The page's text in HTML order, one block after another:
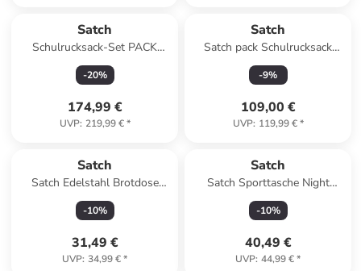
Satch
Schulrucksack-Set PACK
"Fearless Green" 3-teilig in
Grün
-20%
174,99 €
UVP: 219,99 €*
Satch
Satch pack Schulrucksack
troublemaker
-9%
109,00 €
UVP: 119,99 €*
Satch
Satch Edelstahl Brotdose
Nordic Light Blue
-10%
31,49 €
UVP: 34,99 €*
Satch
Satch Sporttasche Night
Vision
-10%
40,49 €
UVP: 44,99 €*